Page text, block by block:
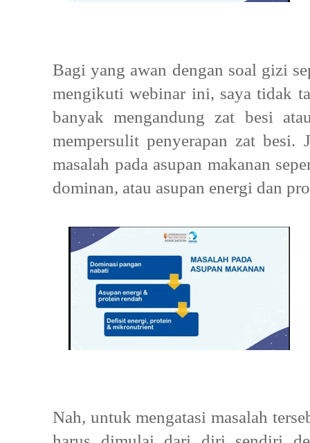
Bagi yang awan dengan soal gizi
mengikuti webinar ini, saya tidak
banyak mengandung zat besi
mempersulit penyerapan zat
masalah pada asupan makanan
dominan, atau asupan energi dan
Nah, untuk mengatasi masalah